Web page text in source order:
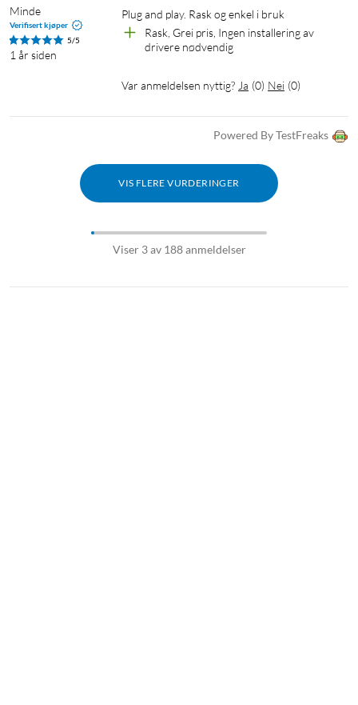
Minde
Verifisert kjøper
5/5
1 år siden
Plug and play. Rask og enkel i bruk
Rask, Grei pris, Ingen installering av
drivere nødvendig
Var anmeldelsen nyttig? Ja (0) Nei (0)
Powered By TestFreaks
VIS FLERE VURDERINGER
Viser 3 av 188 anmeldelser